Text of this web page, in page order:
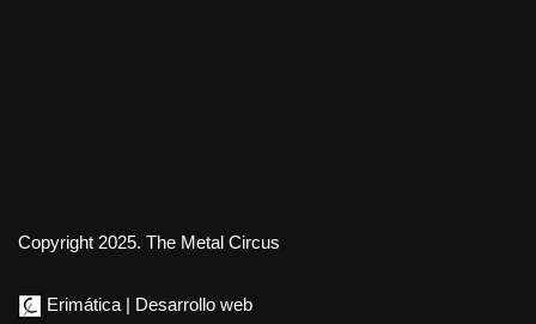
Copyright 2025. The Metal Circus
Erimática | Desarrollo web